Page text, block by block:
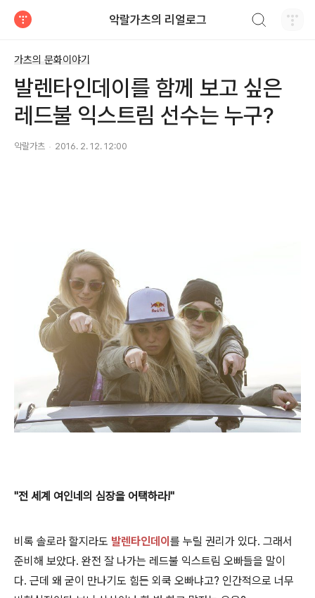
악랄가츠의 리얼로그
가츠의 문화이야기
발렌타인데이를 함께 보고 싶은
레드불 익스트림 선수는 누구?
악랄가츠 2016. 2. 12. 12:00
"전 세계 여인네의 심장을 어택하라!"
비록 솔로라 할지라도 발렌타인데이 를 누릴 권리가 있다. 그래서
준비해 보았다. 완전 잘 나가는 레드불 익스트림 오빠들을 말이
다. 근데 왜 굳이 만나기도 힘든 외쿡 오빠냐고? 인간적으로 너무